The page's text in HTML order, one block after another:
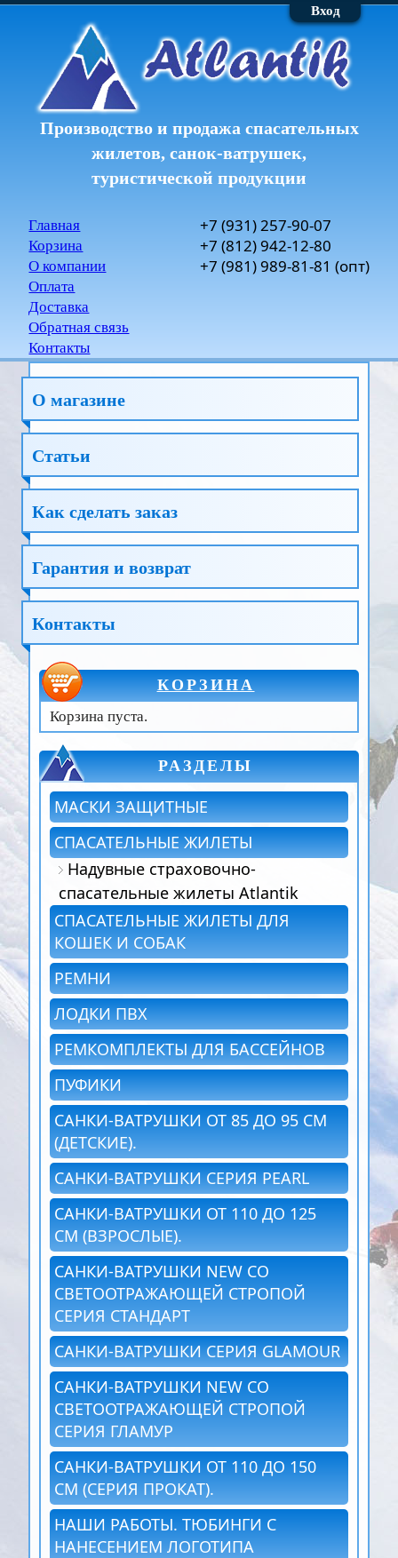
Вход
Производство и продажа спасательных
жилетов, санок-ватрушек,
туристической продукции
+7 (931)257-90-07
+7 (812)942-12-80
+7 (981)989-81-81 (опт)
Главная
Корзина
О компании
Оплата
Доставка
Обратная связь
Контакты
О магазине
Статьи
Как сделать заказ
Гарантия и возврат
Контакты
КОРЗИНА
Корзина пуста.
РАЗДЕЛЫ
МАСКИ ЗАЩИТНЫЕ
СПАСАТЕЛЬНЫЕ ЖИЛЕТЫ
Надувные страховочно-
спасательные жилеты Atlantik
СПАСАТЕЛЬНЫЕ ЖИЛЕТЫ ДЛЯ
КОШЕК И СОБАК
РЕМНИ
ЛОДКИ ПВХ
РЕМКОМПЛЕКТЫ ДЛЯ БАССЕЙНОВ
ПУФИКИ
САНКИ-ВАТРУШКИ ОТ 85 ДО 95 СМ
(ДЕТСКИЕ).
САНКИ-ВАТРУШКИ СЕРИЯ PEARL
САНКИ-ВАТРУШКИ ОТ 110 ДО 125
СМ (ВЗРОСЛЫЕ).
САНКИ-ВАТРУШКИ NEW СО
СВЕТООТРАЖАЮЩЕЙ СТРОПОЙ
СЕРИЯ СТАНДАРТ
САНКИ-ВАТРУШКИ СЕРИЯ GLAMOUR
САНКИ-ВАТРУШКИ NEW СО
СВЕТООТРАЖАЮЩЕЙ СТРОПОЙ
СЕРИЯ ГЛАМУР
САНКИ-ВАТРУШКИ ОТ 110 ДО 150
СМ (СЕРИЯ ПРОКАТ).
НАШИ РАБОТЫ. ТЮБИНГИ С
НАНЕСЕНИЕМ ЛОГОТИПА